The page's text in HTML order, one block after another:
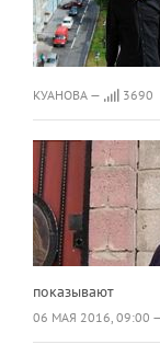
КУАНОВА —
3690
показывают
06 МАЯ 2016, 09:00